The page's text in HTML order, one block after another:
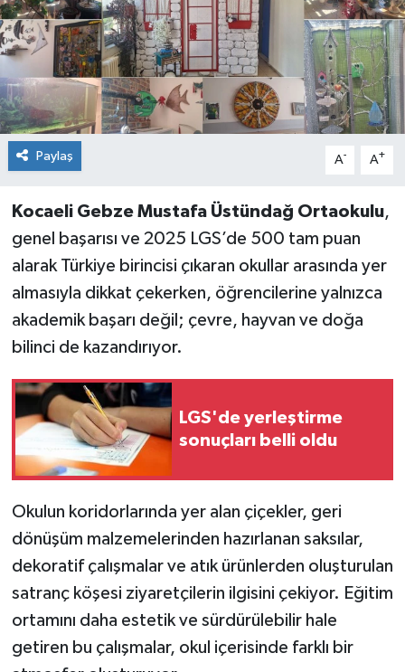
Paylaş A- A+
Kocaeli Gebze Mustafa Üstündağ Ortaokulu,
genel başarısı ve 2025 LGS’de 500 tam puan
alarak Türkiye birincisi çıkaran okullar arasında yer
almasıyla dikkat çekerken, öğrencilerine yalnızca
akademik başarı değil; çevre, hayvan ve doğa
bilinci de kazandırıyor.
LGS'de yerleştirme
sonuçları belli oldu
Okulun koridorlarında yer alan çiçekler, geri
dönüşüm malzemelerinden hazırlanan saksılar,
dekoratif çalışmalar ve atık ürünlerden oluşturulan
satranç köşesi ziyaretçilerin ilgisini çekiyor. Eğitim
ortamını daha estetik ve sürdürülebilir hale
getiren bu çalışmalar, okul içerisinde farklı bir